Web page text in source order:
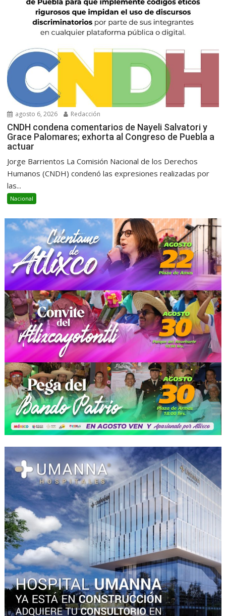
agosto 6, 2026 Redacción
CNDH condena comentarios de Nayeli Salvatori y
Grace Palomares; exhorta al Congreso de Puebla a
actuar
Jorge Barrientos La Comisión Nacional de los Derechos
Humanos (CNDH) condenó las expresiones realizadas por
las...
Nacional